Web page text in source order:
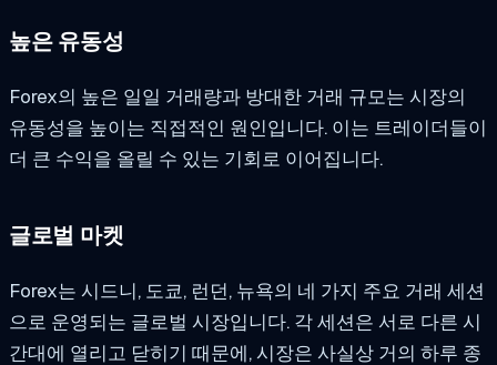
높은 유동성
Forex의 높은 일일 거래량과 방대한 거래 규모는 시장의
유동성을 높이는 직접적인 원인입니다. 이는 트레이더들이
더 큰 수익을 올릴 수 있는 기회로 이어집니다.
글로벌 마켓
Forex는 시드니, 도쿄, 런던, 뉴욕의 네 가지 주요 거래 세션
으로 운영되는 글로벌 시장입니다. 각 세션은 서로 다른 시
간대에 열리고 닫히기 때문에, 시장은 사실상 거의 하루 종